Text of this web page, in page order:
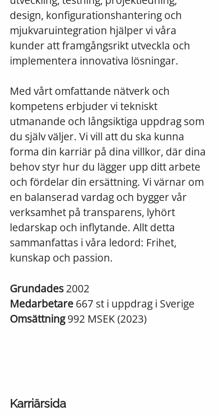
design, konfigurationshantering och
mjukvaruintegration hjälper vi våra
kunder att framgångsrikt utveckla och
implementera innovativa lösningar.
Med vårt omfattande nätverk och
kompetens erbjuder vi tekniskt
utmanande och långsiktiga uppdrag som
du själv väljer. Vi vill att du ska kunna
forma din karriär på dina villkor, där dina
behov styr hur du lägger upp ditt arbete
och fördelar din ersättning. Vi värnar om
en balanserad vardag och bygger vår
verksamhet på transparens, lyhört
ledarskap och inflytande. Allt detta
sammanfattas i våra ledord: Frihet,
kunskap och passion.
Grundades 2002
Medarbetare 667 st i uppdrag i Sverige
Omsättning992 MSEK (2023)
Karriärsida